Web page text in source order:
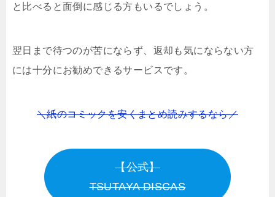
と比べると面倒に感じる方もいるでしょう。
翌日まで待つのが苦にならず、返却も気にならない方
には十分にお勧めできるサービスです。
＼紙のコミックを安くまとめ読みするなら／
【公式】
TSUTAYA DISCAS